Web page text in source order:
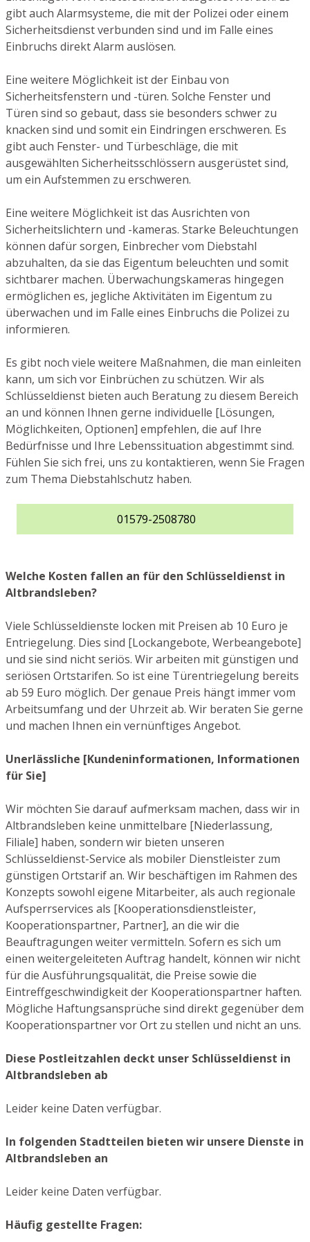
gibt auch Alarmsysteme, die mit der Polizei oder einem
Sicherheitsdienst verbunden sind und im Falle eines
Einbruchs direkt Alarm auslösen.
Eine weitere Möglichkeit ist der Einbau von
Sicherheitsfenstern und -türen. Solche Fenster und
Türen sind so gebaut, dass sie besonders schwer zu
knacken sind und somit ein Eindringen erschweren. Es
gibt auch Fenster- und Türbeschläge, die mit
ausgewählten Sicherheitsschlössern ausgerüstet sind,
um ein Aufstemmen zu erschweren.
Eine weitere Möglichkeit ist das Ausrichten von
Sicherheitslichtern und -kameras. Starke Beleuchtungen
können dafür sorgen, Einbrecher vom Diebstahl
abzuhalten, da sie das Eigentum beleuchten und somit
sichtbarer machen. Überwachungskameras hingegen
ermöglichen es, jegliche Aktivitäten im Eigentum zu
überwachen und im Falle eines Einbruchs die Polizei zu
informieren.
Es gibt noch viele weitere Maßnahmen, die man einleiten
kann, um sich vor Einbrüchen zu schützen. Wir als
Schlüsseldienst bieten auch Beratung zu diesem Bereich
an und können Ihnen gerne individuelle [Lösungen,
Möglichkeiten, Optionen] empfehlen, die auf Ihre
Bedürfnisse und Ihre Lebenssituation abgestimmt sind.
Fühlen Sie sich frei, uns zu kontaktieren, wenn Sie Fragen
zum Thema Diebstahlschutz haben.
01579-2508780
Welche Kosten fallen an für den Schlüsseldienst in
Altbrandsleben?
Viele Schlüsseldienste locken mit Preisen ab 10 Euro je
Entriegelung. Dies sind [Lockangebote, Werbeangebote]
und sie sind nicht seriös. Wir arbeiten mit günstigen und
seriösen Ortstarifen. So ist eine Türentriegelung bereits
ab 59 Euro möglich. Der genaue Preis hängt immer vom
Arbeitsumfang und der Uhrzeit ab. Wir beraten Sie gerne
und machen Ihnen ein vernünftiges Angebot.
Unerlässliche [Kundeninformationen, Informationen
für Sie]
Wir möchten Sie darauf aufmerksam machen, dass wir in
Altbrandsleben keine unmittelbare [Niederlassung,
Filiale] haben, sondern wir bieten unseren
Schlüsseldienst-Service als mobiler Dienstleister zum
günstigen Ortstarif an. Wir beschäftigen im Rahmen des
Konzepts sowohl eigene Mitarbeiter, als auch regionale
Aufsperrservices als [Kooperationsdienstleister,
Kooperationspartner, Partner], an die wir die
Beauftragungen weiter vermitteln. Sofern es sich um
einen weitergeleiteten Auftrag handelt, können wir nicht
für die Ausführungsqualität, die Preise sowie die
Eintreffgeschwindigkeit der Kooperationspartner haften.
Mögliche Haftungsansprüche sind direkt gegenüber dem
Kooperationspartner vor Ort zu stellen und nicht an uns.
Diese Postleitzahlen deckt unser Schlüsseldienst in
Altbrandsleben ab
Leider keine Daten verfügbar.
In folgenden Stadtteilen bieten wir unsere Dienste in
Altbrandsleben an
Leider keine Daten verfügbar.
Häufig gestellte Fragen: